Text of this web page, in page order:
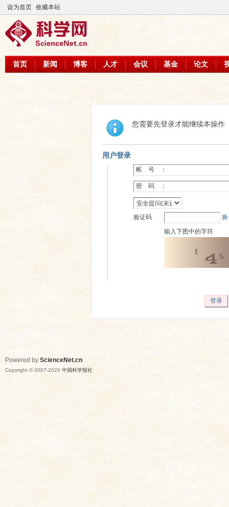
设为首页 收藏本站
首页 新闻 博客 人才 会议 基金 论文
您需要先登录才能继续本操作
用户登录
帐 号 ：
密 码 ：
验证码
输入下图中的字符
登录
Powered by ScienceNet.cn
Copyright © 2007-2026 中国科学报社